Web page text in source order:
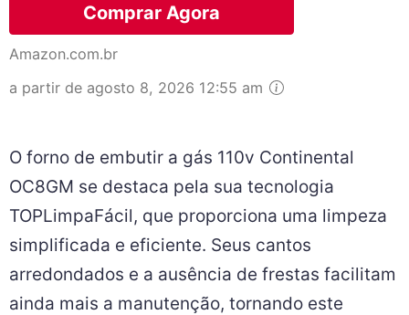
Comprar Agora
Amazon.com.br
a partir de agosto 8, 2026 12:55 am
O forno de embutir a gás 110v Continental
OC8GM se destaca pela sua tecnologia
TOPLimpaFácil, que proporciona uma limpeza
simplificada e eficiente. Seus cantos
arredondados e a ausência de frestas facilitam
ainda mais a manutenção, tornando este